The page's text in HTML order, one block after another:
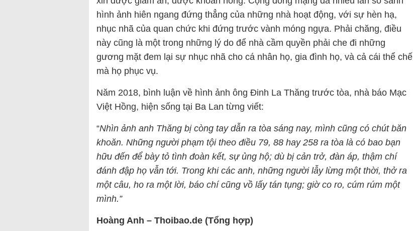
hình ảnh hiên ngang đứng thẳng của những nhà hoạt động, với sự hèn hạ,
nhục nhã của quan chức khi đứng trước vành móng ngựa. Phải chăng, điều
này cũng là một trong những lý do để nhà cầm quyền phải che đi những
gương mặt đem lại sự nhục nhã cho cá nhân họ, gia đình họ, và cả cái thể chế
mà họ phục vụ.
Năm 2018, bình luận về hình ảnh ông Đinh La Thăng trước tòa, nhà báo Mạc
Việt Hồng, hiện sống tại Ba Lan từng viết:
“Nhìn ảnh anh Thăng bị còng tay dẫn ra tòa sáng nay, mình cũng có chút băn
khoăn. Những người phạm tội theo điều 79, 88 hay 258 ra tòa là có bao bạn
hữu đến để bày tỏ tình đoàn kết, sự ủng hộ; dù bị cản trở, đàn áp, thậm chí
đánh đập họ vẫn tới. Trong khi các anh, những người lẫy lừng một thời, thở ra
một câu, ho ra một lời, báo chí cũng vồ lấy tán tụng; giờ co ro, cúm rúm một
mình.”
Hoàng Anh – Thoibao.de (Tổng hợp)